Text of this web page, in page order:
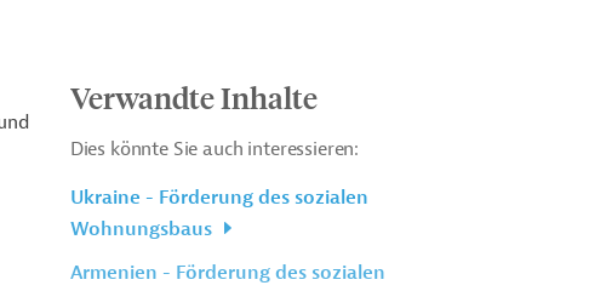
Verwandte Inhalte
Dies könnte Sie auch interessieren:
Ukraine - Förderung des sozialen
Wohnungsbaus
Armenien - Förderung des sozialen